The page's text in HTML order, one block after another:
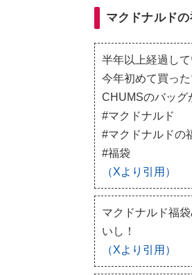
マクドナルド
半年以上経過して
今年初めて買っ
CHUMSのバッグ
#マクドナルド
#マクドナルドの
#福袋
（Xより引用）
マクドナルド福
いし！
（Xより引用）